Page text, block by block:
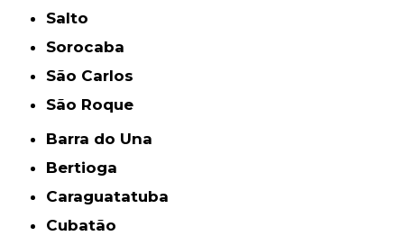
Salto
Sorocaba
São Carlos
São Roque
Barra do Una
Bertioga
Caraguatatuba
Cubatão